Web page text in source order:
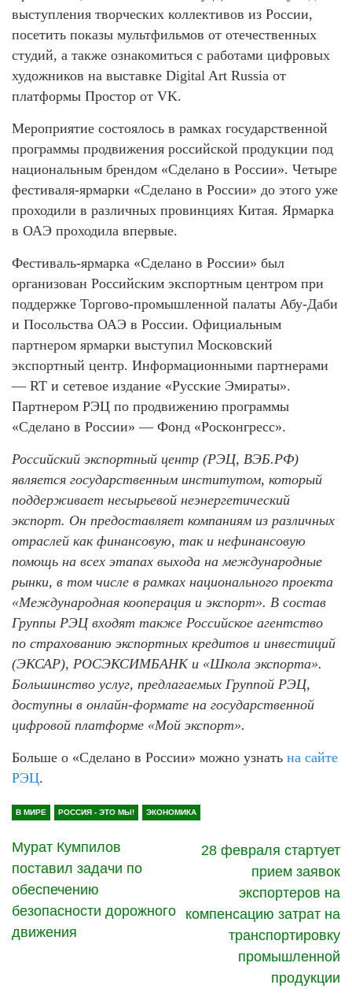
выступления творческих коллективов из России,
посетить показы мультфильмов от отечественных
студий, а также ознакомиться с работами цифровых
художников на выставке Digital Art Russia от
платформы Простор от VK.
Мероприятие состоялось в рамках государственной
программы продвижения российской продукции под
национальным брендом «Сделано в России». Четыре
фестиваля-ярмарки «Сделано в России» до этого уже
проходили в различных провинциях Китая. Ярмарка
в ОАЭ проходила впервые.
Фестиваль-ярмарка «Сделано в России» был
организован Российским экспортным центром при
поддержке Торгово-промышленной палаты Абу-Даби
и Посольства ОАЭ в России. Официальным
партнером ярмарки выступил Московский
экспортный центр. Информационными партнерами
— RT и сетевое издание «Русские Эмираты».
Партнером РЭЦ по продвижению программы
«Сделано в России» — Фонд «Росконгресс».
Российский экспортный центр (РЭЦ, ВЭБ.РФ)
является государственным институтом, который
поддерживает несырьевой неэнергетический
экспорт. Он предоставляет компаниям из различных
отраслей как финансовую, так и нефинансовую
помощь на всех этапах выхода на международные
рынки, в том числе в рамках национального проекта
«Международная кооперация и экспорт». В состав
Группы РЭЦ входят также Российское агентство
по страхованию экспортных кредитов и инвестиций
(ЭКСАР), РОСЭКСИМБАНК и «Школа экспорта».
Большинство услуг, предлагаемых Группой РЭЦ,
доступны в онлайн-формате на государственной
цифровой платформе «Мой экспорт».
Больше о «Сделано в России» можно узнать на сайте
РЭЦ.
В МИРЕ РОССИЯ - ЭТО МЫ! ЭКОНОМИКА
Мурат Кумпилов
поставил задачи по
обеспечению
безопасности дорожного
движения
28 февраля стартует
прием заявок
экспортеров на
компенсацию затрат на
транспортировку
промышленной
продукции